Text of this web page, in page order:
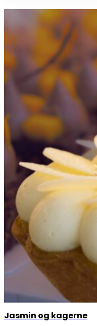
Jasmin og kagerne